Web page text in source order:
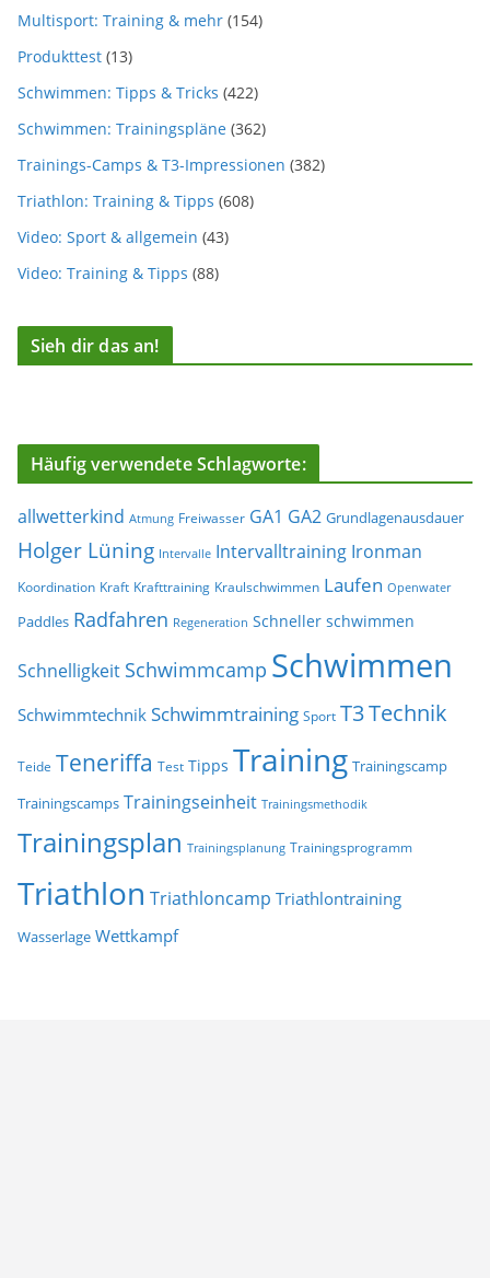
Multisport: Training & mehr (154)
Produkttest (13)
Schwimmen: Tipps & Tricks (422)
Schwimmen: Trainingspläne (362)
Trainings-Camps & T3-Impressionen (382)
Triathlon: Training & Tipps (608)
Video: Sport & allgemein (43)
Video: Training & Tipps (88)
Sieh dir das an!
Häufig verwendete Schlagworte:
allwetterkind Atmung Freiwasser GA1 GA2 Grundlagenausdauer
Holger Lüning Intervalle Intervalltraining Ironman
Koordination Kraft Krafttraining Kraulschwimmen Laufen Openwater
Paddles Radfahren Regeneration Schneller schwimmen
Schnelligkeit Schwimmcamp Schwimmen
Schwimmtechnik Schwimmtraining Sport T3Technik
Teide Teneriffa Test Tipps Training Trainingscamp
Trainingscamps Trainingseinheit Trainingsmethodik
Trainingsplan Trainingsplanung Trainingsprogramm
Triathlon Triathloncamp Triathlontraining
Wasserlage Wettkampf